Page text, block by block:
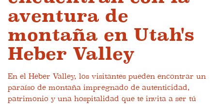
aventura de
montaña en Utah's
Heber Valley
En el Heber Valley, los visitantes pueden encontrar un
paraíso de montaña impregnado de autenticidad,
patrimonio y una hospitalidad que te invita a ser tú